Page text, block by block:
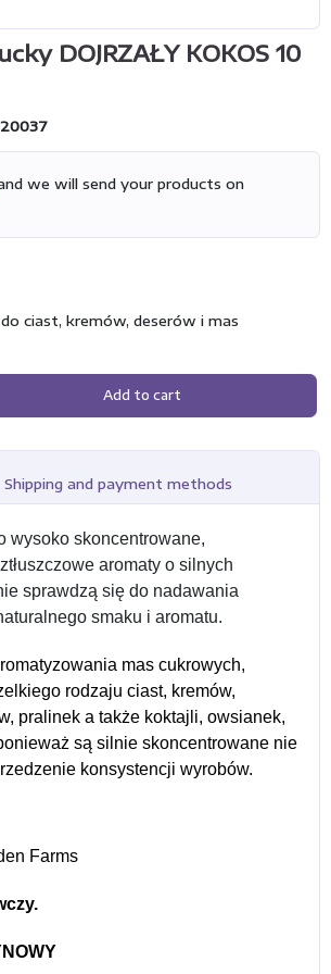
DOJRZAŁY KOKOS 10
we will send your products on
ciast, kremów, deserów i mas
Add to cart
Shipping and payment methods
wysoko skoncentrowane,
aromaty o silnych
sprawdzą się do nadawania
smaku i aromatu.
mas cukrowych,
rodzaju ciast, kremów,
pralinek a także koktajli, owsianek,
są silnie skoncentrowane nie
konsystencji wyrobów.
Farms